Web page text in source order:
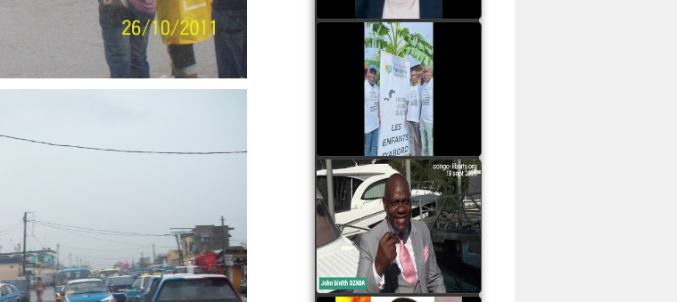
watch video
John Binith Dzaba
s'exprime sur le voyage
de Rodrigue Malanda
Samba à Paris
watch video